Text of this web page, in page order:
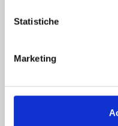
Statistiche
Marketing